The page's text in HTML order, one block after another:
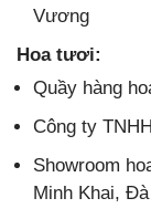
Vương
Hoa tươi:
Quầy hàng
Công ty
Showroom
Minh Khai,